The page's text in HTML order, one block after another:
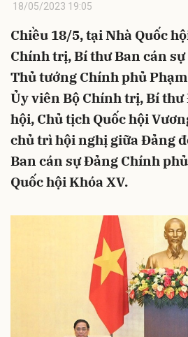
18/05/2023 19:05
Chiều 18/5, tại Nhà Quốc
Chính trị, Bí thư Ban cán
Thủ tướng Chính phủ
Ủy viên Bộ Chính trị, Bí thư
hội, Chủ tịch Quốc hội
chủ trì hội nghị giữa Đảng
Ban cán sự Đảng Chính
Quốc hội Khóa XV.